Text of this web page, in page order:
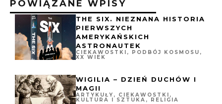
POWIĄZANE WPISY
THE SIX. NIEZNANA HISTORIA
PIERWSZYCH
AMERYKAŃSKICH
ASTRONAUTEK
CIEKAWOSTKI , PODBÓJ KOSMOSU ,
XX WIEK
WIGILIA – DZIEŃ DUCHÓW I
MAGII
ARTYKUŁY , CIEKAWOSTKI ,
KULTURA I SZTUKA , RELIGIA